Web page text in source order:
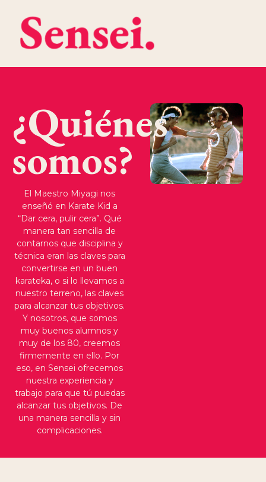
¿Quiénes
somos?
El Maestro Miyagi nos
enseñó en Karate Kid a
“Dar cera, pulir cera”. Qué
manera tan sencilla de
contarnos que disciplina y
técnica eran las claves para
convertirse en un buen
karateka, o si lo llevamos a
nuestro terreno, las claves
para alcanzar tus objetivos.
Y nosotros, que somos
muy buenos alumnos y
muy de los 80, creemos
firmemente en ello. Por
eso, en Sensei ofrecemos
nuestra experiencia y
trabajo para que tú puedas
alcanzar tus objetivos. De
una manera sencilla y sin
complicaciones.